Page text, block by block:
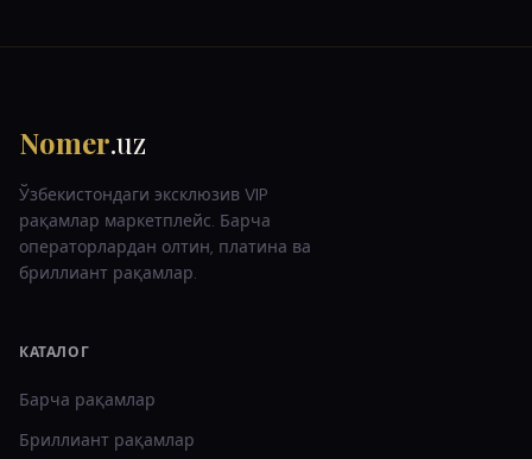
Nomer.uz
Ўзбекистондаги эксклюзив VIP
рақамлар маркетплейс. Барча
операторлардан олтин, платина ва
бриллиант рақамлар.
КАТАЛОГ
Барча рақамлар
Бриллиант рақамлар